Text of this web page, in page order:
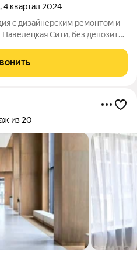
, 4 квартал 2024
с дизайнерским ремонтом и
Сити, без депозита!
из 20